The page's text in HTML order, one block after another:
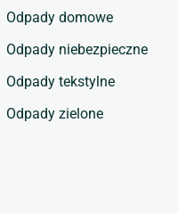
Odpady domowe
Odpady niebezpieczne
Odpady tekstylne
Odpady zielone